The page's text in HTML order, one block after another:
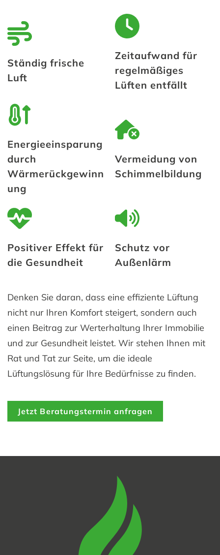
Ständig frische
Luft
Zeitaufwand für
regelmäßiges
Lüften entfällt
Energieeinsparung
durch
Wärmerückgewinn
ung
Vermeidung von
Schimmelbildung
Positiver Effekt für
die Gesundheit
Schutz vor
Außenlärm
Denken Sie daran, dass eine effiziente Lüftung
nicht nur Ihren Komfort steigert, sondern auch
einen Beitrag zur Werterhaltung Ihrer Immobilie
und zur Gesundheit leistet. Wir stehen Ihnen mit
Rat und Tat zur Seite, um die ideale
Lüftungslösung für Ihre Bedürfnisse zu finden.
Jetzt Beratungstermin anfragen